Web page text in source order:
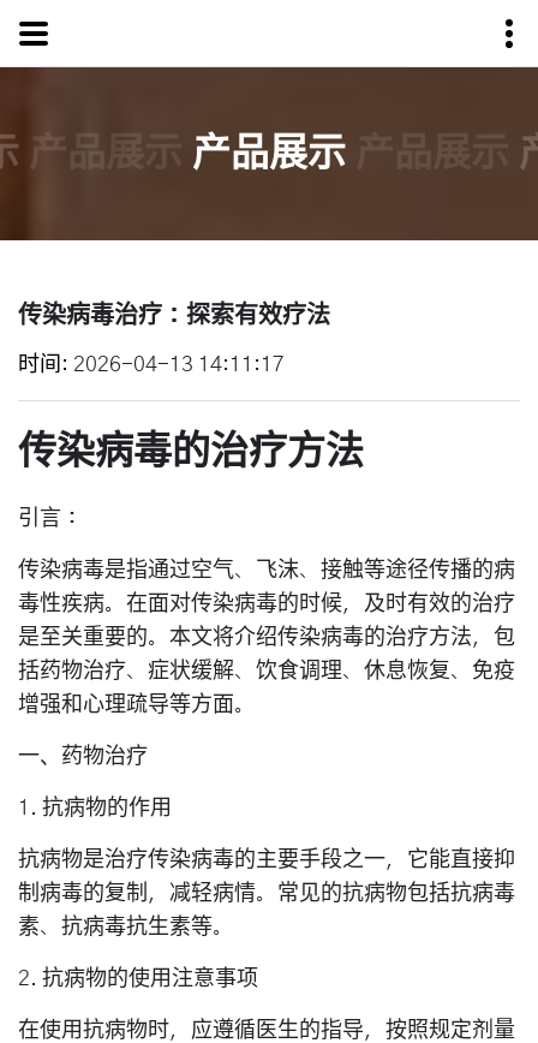
产品展示 产品展示
传染病毒治疗：探索有效疗法
时间 2026-04-13 14:11:17
传染病毒的治疗方法
引言：
传染病毒是指通过空气、飞沫、接触等途径传播的病
毒性疾病。在面对传染病毒的时候，及时有效的治疗
是至关重要的。本文将介绍传染病毒的治疗方法，包
括药物治疗、症状缓解、饮食调理、休息恢复、免疫
增强和心理疏导等方面。
一、药物治疗
1. 抗病物的作用
抗病物是治疗传染病毒的主要手段之一，它能直接抑
制病毒的复制，减轻病情。常见的抗病物包括抗病毒
素、抗病毒抗生素等。
2. 抗病物的使用注意事项
在使用抗病物时，应遵循医生的指导，按照规定剂量